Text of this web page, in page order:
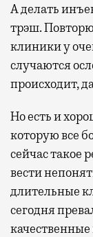
А делать
трэш.
клиники у
случаются
происходит,
Но есть и
которую все
сейчас такое
вести
длительные
сегодня
качественные